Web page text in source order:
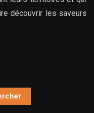
découvrir les saveurs